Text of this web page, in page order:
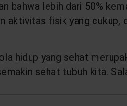
bahwa lebih dari 50%
aktivitas fisik yang
hidup yang sehat
sehat tubuh kita.